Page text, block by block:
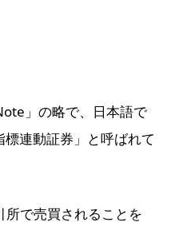
」の略で、日本語で
標連動証券」と呼ばれて
所で売買されることを